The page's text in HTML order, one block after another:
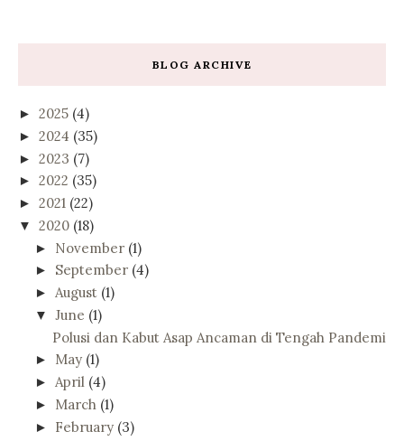
BLOG ARCHIVE
► 2025 (4)
► 2024 (35)
► 2023 (7)
► 2022 (35)
► 2021 (22)
▼ 2020 (18)
► November (1)
► September (4)
► August (1)
▼ June (1)
Polusi dan Kabut Asap Ancaman di Tengah Pandemi
► May (1)
► April (4)
► March (1)
► February (3)